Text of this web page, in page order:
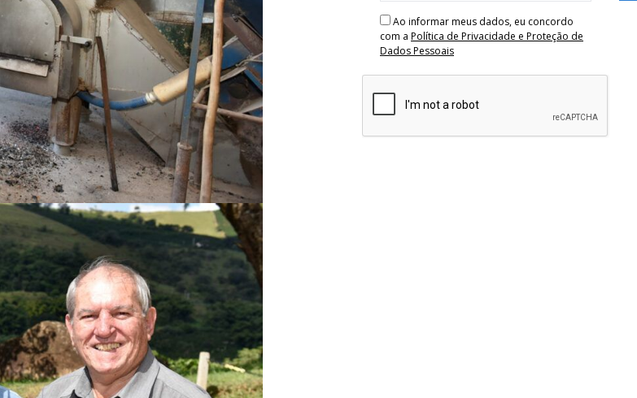
Ao informar meus dados, eu concordo
com a Política de Privacidade e Proteção de
Dados Pessoais